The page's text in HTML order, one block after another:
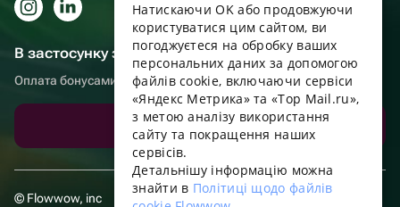
В застосунку зручніше!
Оплата бонусами, самовивіз, зручний чат підтримки
Завантажити додаток
© Flowwow, inc
ENGLISH
UKRAINIAN
PORTUGUESE
SPANISH
HUNGARIAN
FRENCH
Натискаючи OK або продовжуючи
користуватися цим сайтом, ви
погоджуєтеся на обробку ваших
персональних даних за допомогою
файлів cookie, включаючи сервіси
«Яндекс Метрика» та «Top Mail.ru»,
з метою аналізу використання
сайту та покращення наших
сервісів.
Детальнішу інформацію можна
знайти в Політиці щодо файлів